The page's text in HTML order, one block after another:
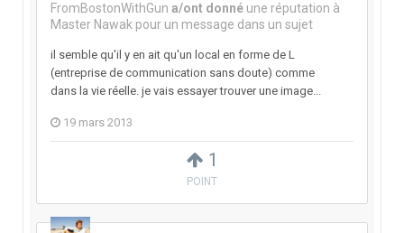
1
POINT
FromBostonWithGun a/ont donné une réputation à
Master Nawak pour un message dans un sujet
il semble qu'il y en ait qu'un local en forme de L
(entreprise de communication sans doute) comme
dans la vie réelle. je vais essayer trouver une image...
19 mars 2013